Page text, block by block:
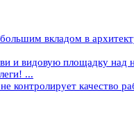
вкладом в
и видовую площадку над
...
контролирует качество